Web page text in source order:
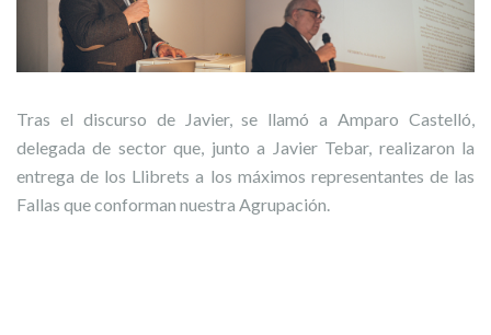
Tras el discurso de Javier, se llamó a Amparo Castelló,
delegada de sector que, junto a Javier Tebar, realizaron la
entrega de los Llibrets a los máximos representantes de las
Fallas que conforman nuestra Agrupación.